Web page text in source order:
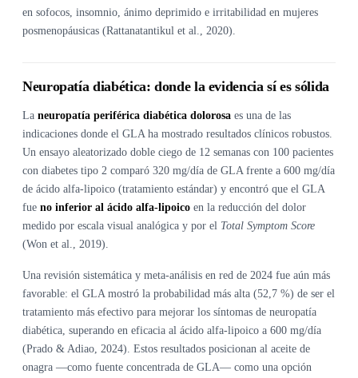
en sofocos, insomnio, ánimo deprimido e irritabilidad en mujeres
posmenopáusicas (Rattanatantikul et al., 2020).
Neuropatía diabética: donde la evidencia sí es sólida
La neuropatía periférica diabética dolorosa es una de las
indicaciones donde el GLA ha mostrado resultados clínicos robustos.
Un ensayo aleatorizado doble ciego de 12 semanas con 100 pacientes
con diabetes tipo 2 comparó 320 mg/día de GLA frente a 600 mg/día
de ácido alfa-lipoico (tratamiento estándar) y encontró que el GLA
fue no inferior al ácido alfa-lipoico en la reducción del dolor
medido por escala visual analógica y por el Total Symptom Score
(Won et al., 2019).
Una revisión sistemática y meta-análisis en red de 2024 fue aún más
favorable: el GLA mostró la probabilidad más alta (52,7 %) de ser el
tratamiento más efectivo para mejorar los síntomas de neuropatía
diabética, superando en eficacia al ácido alfa-lipoico a 600 mg/día
(Prado & Adiao, 2024). Estos resultados posicionan al aceite de
onagra —como fuente concentrada de GLA— como una opción